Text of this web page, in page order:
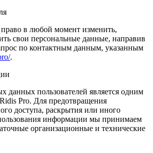
право в любой момент изменить,
свои персональные данные, направив
по контактным данным, указанным
.
данных пользователей является одним
Pro. Для предотвращения
доступа, раскрытия или иного
информации мы принимаем
организационные и технические